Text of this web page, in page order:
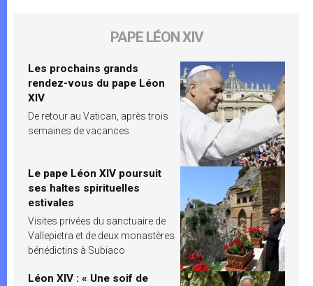
PAPE LÉON XIV
Les prochains grands
rendez-vous du pape Léon
XIV
De retour au Vatican, après trois
semaines de vacances
Le pape Léon XIV poursuit
ses haltes spirituelles
estivales
Visites privées du sanctuaire de
Vallepietra et de deux monastères
bénédictins à Subiaco
Léon XIV : « Une soif de